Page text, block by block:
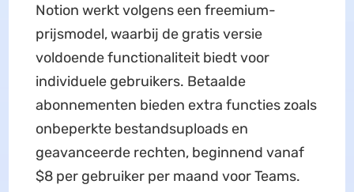
Notion werkt volgens een freemium-
prijsmodel, waarbij de gratis versie
voldoende functionaliteit biedt voor
individuele gebruikers. Betaalde
abonnementen bieden extra functies zoals
onbeperkte bestandsuploads en
geavanceerde rechten, beginnend vanaf
$8 per gebruiker per maand voor Teams.